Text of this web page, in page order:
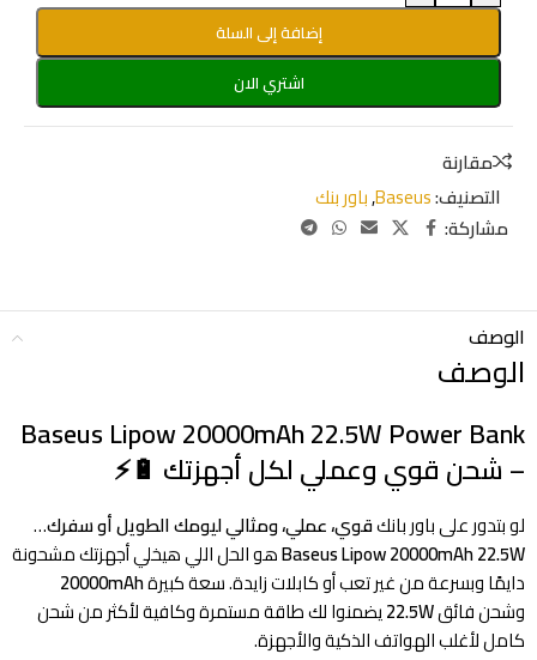
إضافة إلى السلة
اشتري الان
مقارنة
التصنيف:Baseus
,باور بنك
مشاركة:
الوصف
الوصف
Baseus Lipow 20000mAh 22.5W Power Bank
– شحن قوي وعملي لكل أجهزتك 🔋⚡
لو بتدور على باور بانكقوي، عملي، ومثالي ليومك الطويل أو سفرك…
Baseus Lipow 20000mAh 22.5Wهو الحل اللي هيخلي أجهزتك مشحونة
دايمًا وبسرعة من غير تعب أو كابلات زايدة. سعة كبيرة20000mAh
وشحن فائق22.5Wيضمنوا لك طاقة مستمرة وكافية لأكثر من شحن
كامل لأغلب الهواتف الذكية والأجهزة.